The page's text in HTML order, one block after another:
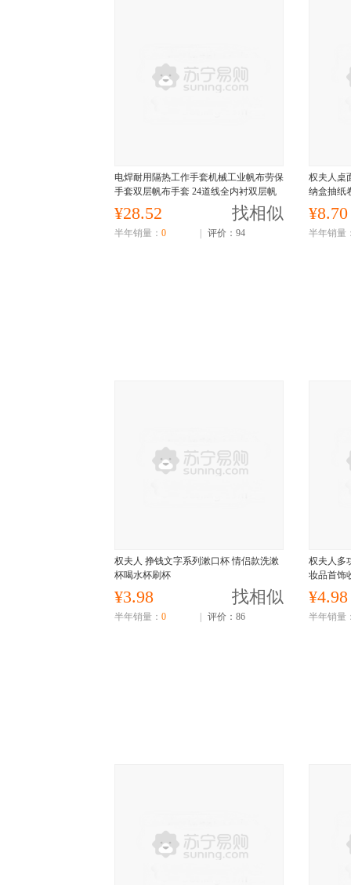
电焊耐用隔热工作手套机械工业帆布劳保
手套双层帆布手套 24道线全内衬双层帆
布手套10双价
¥28.52 找相似
半年销量： 0 评价：94
权夫人桌
纳盒抽纸
¥8.70
半年销量
权夫人 挣钱文字系列漱口杯 情侣款洗漱
杯喝水杯刷杯
¥3.98 找相似
半年销量： 0 评价：86
权夫人多
妆品首饰
¥4.98
半年销量